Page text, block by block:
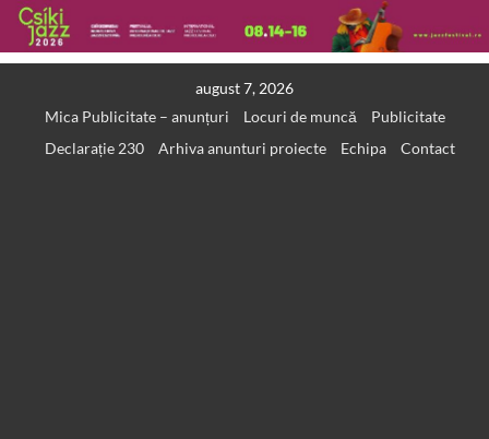
august 7, 2026
Mica Publicitate – anunțuri
Locuri de muncă
Publicitate
Declarație 230
Arhiva anunturi proiecte Echipa Contact